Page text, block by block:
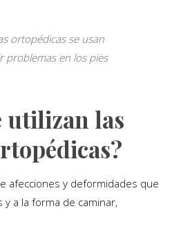
ortopédicas se usan
problemas en los pies
utilizan las
afecciones y deformidades que
a la forma de caminar,